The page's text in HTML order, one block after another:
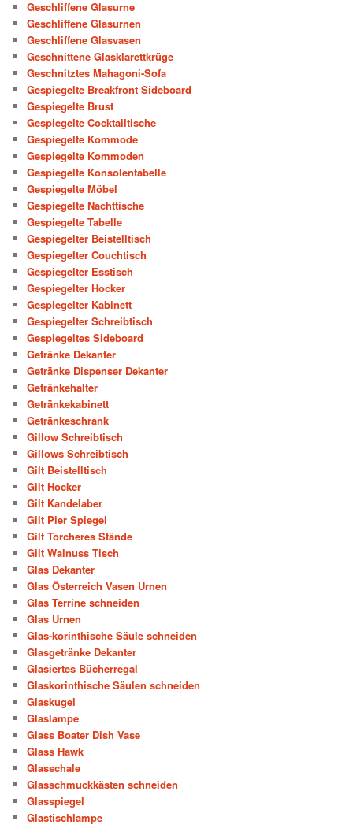
Geschliffene Glasurne
Geschliffene Glasurnen
Geschliffene Glasvasen
Geschnittene Glasklarettkrüge
Geschnitztes Mahagoni-Sofa
Gespiegelte Breakfront Sideboard
Gespiegelte Brust
Gespiegelte Cocktailtische
Gespiegelte Kommode
Gespiegelte Kommoden
Gespiegelte Konsolentabelle
Gespiegelte Möbel
Gespiegelte Nachttische
Gespiegelte Tabelle
Gespiegelter Beistelltisch
Gespiegelter Couchtisch
Gespiegelter Esstisch
Gespiegelter Hocker
Gespiegelter Kabinett
Gespiegelter Schreibtisch
Gespiegeltes Sideboard
Getränke Dekanter
Getränke Dispenser Dekanter
Getränkehalter
Getränkekabinett
Getränkeschrank
Gillow Schreibtisch
Gillows Schreibtisch
Gilt Beistelltisch
Gilt Hocker
Gilt Kandelaber
Gilt Pier Spiegel
Gilt Torcheres Stände
Gilt Walnuss Tisch
Glas Dekanter
Glas Österreich Vasen Urnen
Glas Terrine schneiden
Glas Urnen
Glas-korinthische Säule schneiden
Glasgetränke Dekanter
Glasiertes Bücherregal
Glaskorinthische Säulen schneiden
Glaskugel
Glaslampe
Glass Boater Dish Vase
Glass Hawk
Glasschale
Glasschmuckkästen schneiden
Glasspiegel
Glastischlampe